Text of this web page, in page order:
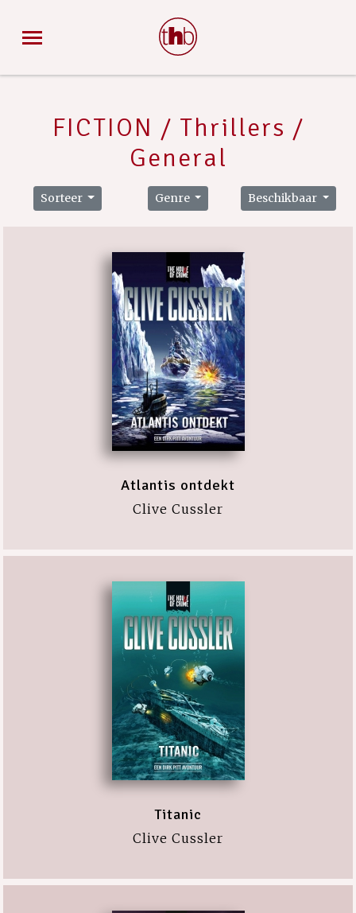
FICTION / Thrillers /
General
Sorteer Genre Beschikbaar
Atlantis ontdekt
Clive Cussler
Titanic
Clive Cussler